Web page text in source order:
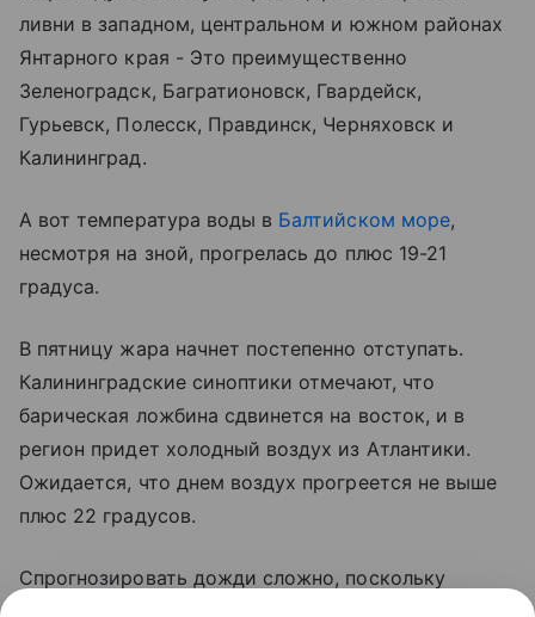
ливни в западном, центральном и южном районах
Янтарного края - Это преимущественно
Зеленоградск, Багратионовск, Гвардейск,
Гурьевск, Полесск, Правдинск, Черняховск и
Калининград.
А вот температура воды в Балтийском море,
несмотря на зной, прогрелась до плюс 19-21
градуса.
В пятницу жара начнет постепенно отступать.
Калининградские синоптики отмечают, что
барическая ложбина сдвинется на восток, и в
регион придет холодный воздух из Атлантики.
Ожидается, что днем воздух прогреется не выше
плюс 22 градусов.
Спрогнозировать дожди сложно, поскольку